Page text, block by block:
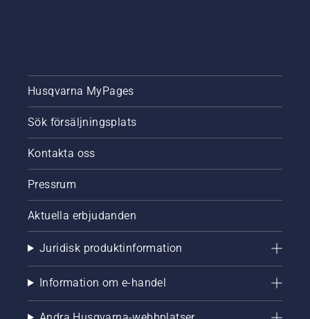
Husqvarna MyPages
Sök försäljningsplats
Kontakta oss
Pressrum
Aktuella erbjudanden
Juridisk produktinformation
Information om e-handel